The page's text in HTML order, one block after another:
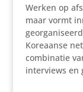
Werken op
maar vormt
Koreaanse
combinatie
interviews en